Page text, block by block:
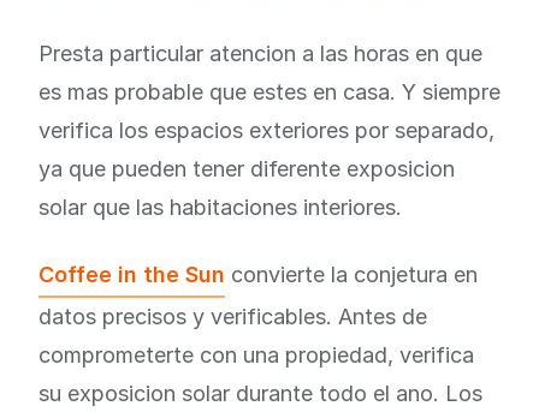
Presta particular atencion a las horas en que
es mas probable que estes en casa. Y siempre
verifica los espacios exteriores por separado,
ya que pueden tener diferente exposicion
solar que las habitaciones interiores.
Coffee in the Sun convierte la conjetura en
datos precisos y verificables. Antes de
comprometerte con una propiedad, verifica
su exposicion solar durante todo el ano. Los